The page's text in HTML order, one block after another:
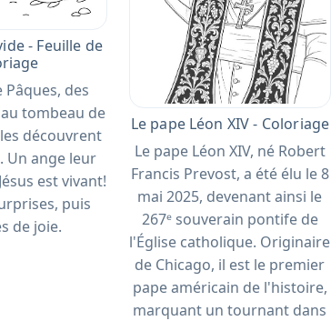
- Feuille de
Pâques, des
tombeau de
découvrent
Un ange leur
est vivant!
puis
de joie.
Le pape Léon XIV - Coloriage
Le pape Léon XIV, né Robert
Francis Prevost, a été élu le 8
mai 2025, devenant ainsi le
267ᵉ souverain pontife de
l'Église catholique. Originaire
de Chicago, il est le premier
pape américain de l'histoire,
marquant un tournant dans